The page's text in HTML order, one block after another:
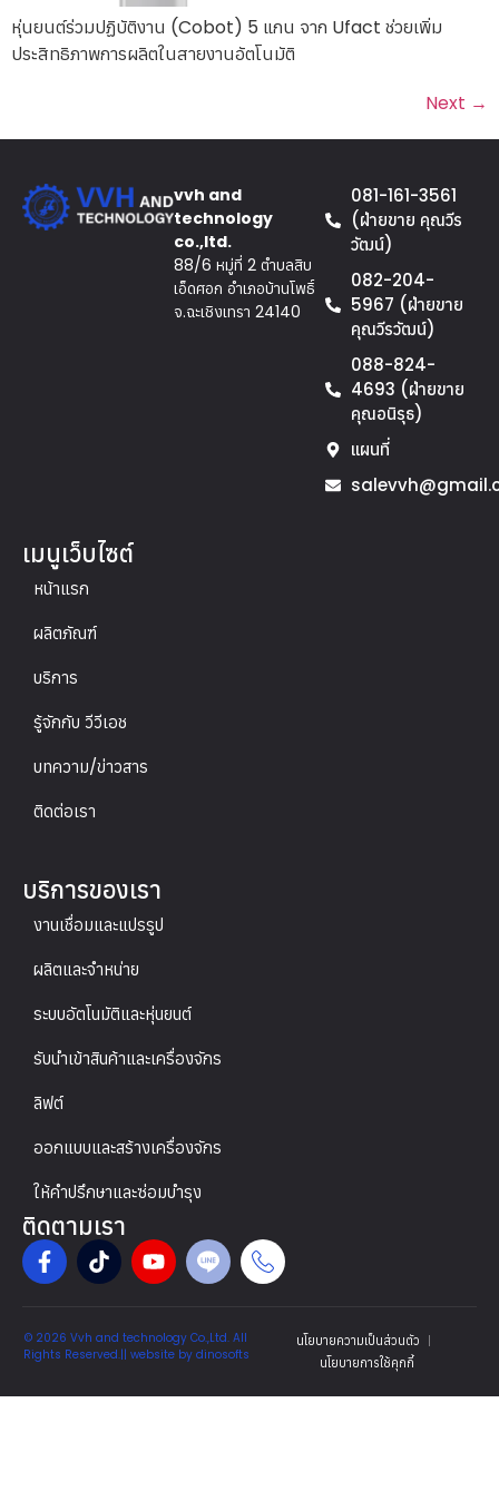
หุ่นยนต์ร่วมปฏิบัติงาน (Cobot) 5 แกน จาก Ufact ช่วยเพิ่ม
ประสิทธิภาพการผลิตในสายงานอัตโนมัติ
Next →
vvh and
technology
co.,ltd.
88/6 หมู่ที่ 2 ตำบลสิบ
เอ็ดศอก อำเภอบ้านโพธิ์
จ.ฉะเชิงเทรา 24140
081-161-3561
(ฝ่ายขาย คุณวีร
วัฒน์)
082-204-
5967 (ฝ่ายขาย
คุณวีรวัฒน์)
088-824-
4693 (ฝ่ายขาย
คุณอนิรุธ)
แผนที่
เมนูเว็บไซต์
หน้าแรก
ผลิตภัณฑ์
บริการ
รู้จักกับ วีวีเอช
บทความ/ข่าวสาร
ติดต่อเรา
บริการของเรา
งานเชื่อมและแปรรูป
ผลิตและจำหน่าย
ระบบอัตโนมัติและหุ่นยนต์
รับนำเข้าสินค้าและเครื่องจักร
ลิฟต์
ออกแบบและสร้างเครื่องจักร
ให้คำปรึกษาและซ่อมบำรุง
ติดตามเรา
© 2026 Vvh and technology Co.,Ltd. All
Rights Reserved.|| website by dinosofts
นโยบายความเป็นส่วนตัว
นโยบายการใช้คุกกี้